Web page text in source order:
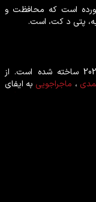
است که محافظت و
پتی د کت، است.
ساخته شده است. از
، ماجراجویی به ایفای